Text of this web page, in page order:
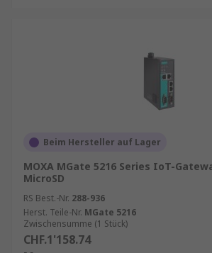
Beim Hersteller auf Lager
MOXA MGate 5216 Series IoT-
MicroSD
RS Best.-Nr. 288-936
Herst. Teile-Nr. MGate 5216
Zwischensumme (1 Stück)
CHF.1'158.74